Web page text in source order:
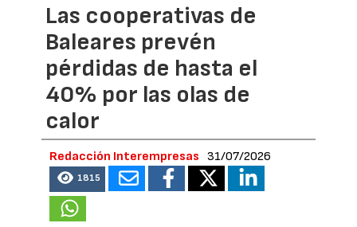
Las cooperativas de
Baleares prevén
pérdidas de hasta el
40% por las olas de
calor
Redacción Interempresas 31/07/2026
1815